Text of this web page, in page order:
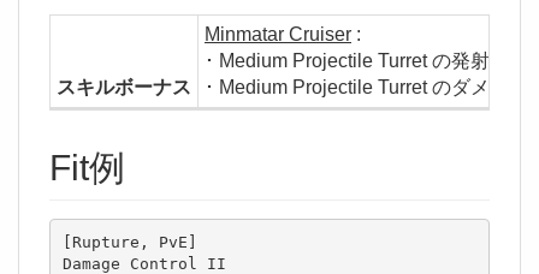
スキルボーナス
Minmatar Cruiser :
･ Medium Projectile Turret の発射間隔
･ Medium Projectile Turret のダメージ
Fit例
[Rupture, PvE]
Damage Control II